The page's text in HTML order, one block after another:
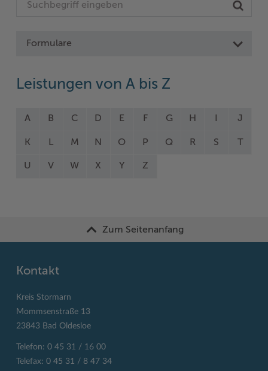
Formulare
Leistungen von A bis Z
A B C D E F G H I J
K L M N O P Q R S
U V W X Y Z
Zum Seitenanfang
Kontakt
Kreis Stormarn
Mommsenstraße 13
23843 Bad Oldesloe
Telefon: 0 45 31 / 16 00
Telefax: 0 45 31 / 8 47 34